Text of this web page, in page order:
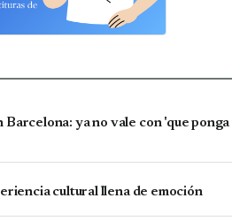
ya no vale con 'que ponga
cultural llena de emoción